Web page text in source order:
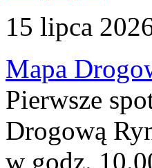
15 lipca
Mapa
Pierwsze
Drogową
w godz.